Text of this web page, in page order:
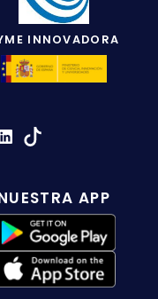
INNOVADORA
APP